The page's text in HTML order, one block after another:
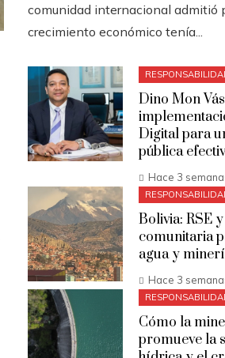
comunidad internacional admitió
crecimiento económico tenía...
Dino Mon
Digital para
pública
Hace 3
Bolivia: RSE
comunitaria
agua y
Hace 3
Cómo la
promueve la